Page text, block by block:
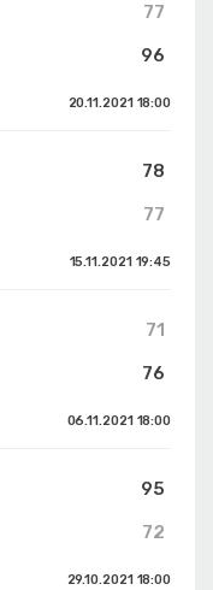
77
96
20.11.2021 18:00
78
77
15.11.2021 19:45
71
76
06.11.2021 18:00
95
72
29.10.2021 18:00